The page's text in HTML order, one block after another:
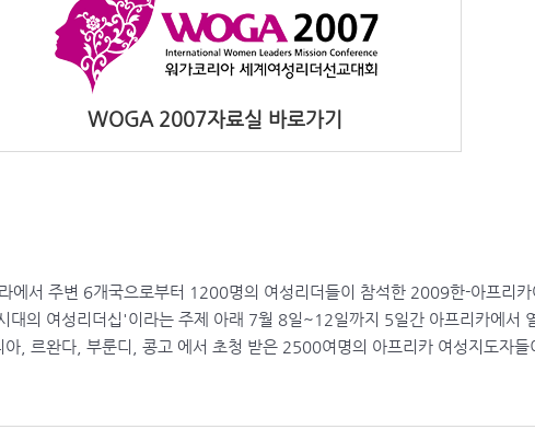
WOGA 2007자료실 바로가기
에서 주변 6개국으로부터 1200명의 여성리더들이 참석한 2009한-아프리카
대의 여성리더십'이라는 주제 아래 7월 8일~12일까지 5일간 아프리카에서
, 르완다, 부룬디, 콩고 에서 초청 받은 2500여명의 아프리카 여성지도자들